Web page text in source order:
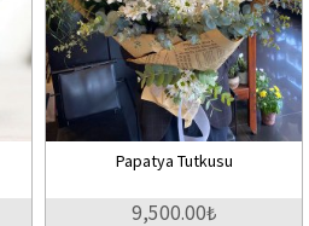
Papatya Tutkusu
9,500.00₺